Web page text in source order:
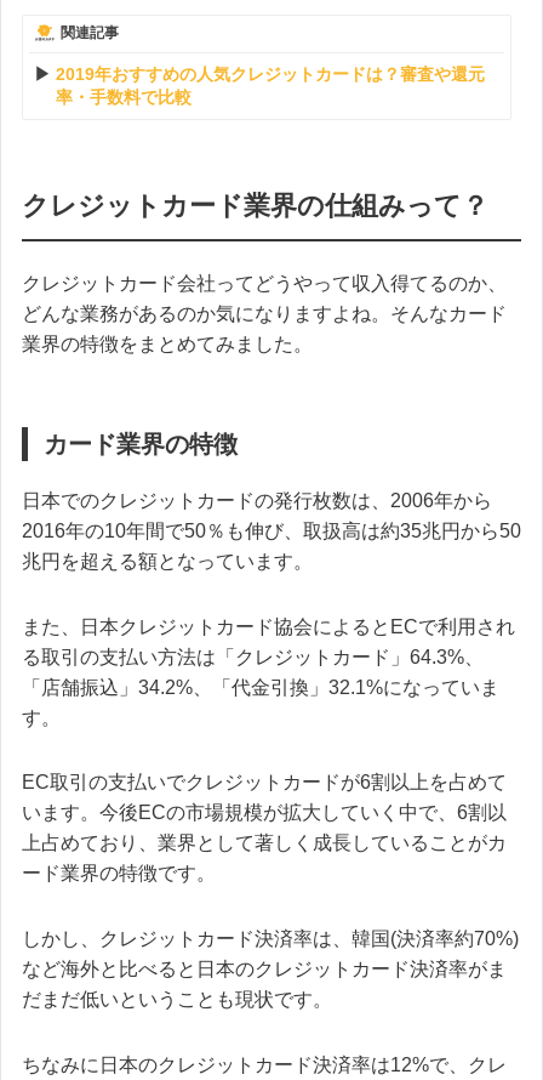
関連記事
2019年おすすめの人気クレジットカードは？審査や還元
率・手数料で比較
クレジットカード業界の仕組みって？
クレジットカード会社ってどうやって収入得てるのか、
どんな業務があるのか気になりますよね。そんなカード
業界の特徴をまとめてみました。
カード業界の特徴
日本でのクレジットカードの発行枚数は、2006年から
2016年の10年間で50％も伸び、取扱高は約35兆円から50
兆円を超える額となっています。
また、日本クレジットカード協会によるとECで利用され
る取引の支払い方法は「クレジットカード」64.3%、
「店舗振込」34.2%、「代金引換」32.1%になっていま
す。
EC取引の支払いでクレジットカードが6割以上を占めて
います。今後ECの市場規模が拡大していく中で、6割以
上占めており、業界として著しく成長していることがカ
ード業界の特徴です。
しかし、クレジットカード決済率は、韓国(決済率約70%)
など海外と比べると日本のクレジットカード決済率がま
だまだ低いということも現状です。
ちなみに日本のクレジットカード決済率は12%で、クレ